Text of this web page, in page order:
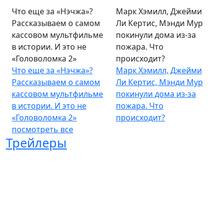
Что еще за «Нэчжа»?
Рассказываем о самом
кассовом мультфильме
в истории. И это не
«Головоломка 2»
Что еще за «Нэчжа»?
Рассказываем о самом
кассовом мультфильме
в истории. И это не
«Головоломка 2»
Марк Хэмилл, Джейми
Ли Кертис, Мэнди Мур
покинули дома из-за
пожара. Что
происходит?
Марк Хэмилл, Джейми
Ли Кертис, Мэнди Мур
покинули дома из-за
пожара. Что
происходит?
посмотреть все
Трейлеры